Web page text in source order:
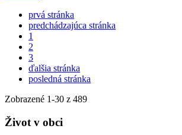
prvá stránka
predchádzajúca stránka
1
2
3
ďalšia stránka
posledná stránka
Zobrazené 1-30 z 489
Život v obci